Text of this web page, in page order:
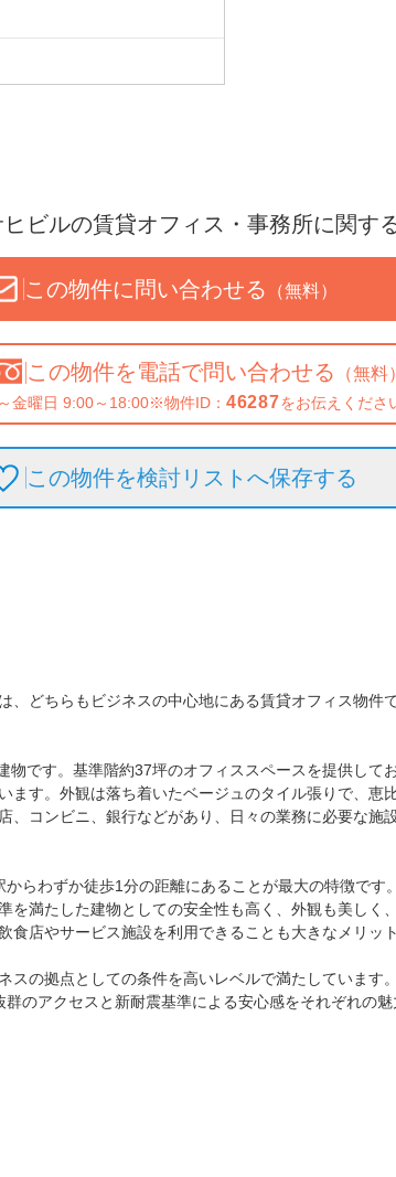
ヒビルの賃貸オフィス・事務所に関す
この物件に問い合わせる （無料）
この物件を電話で問い合わせる （無料）
金曜日 9:00～18:00※物件ID： 46287をお伝えくださ
この物件を検討リストへ保存する
、どちらもビジネスの中心地にある賃貸オフィス物
です。基準階約37坪のオフィススペースを提供し
ます。外観は落ち着いたベージュのタイル張りで、
、コンビニ、銀行などがあり、日々の業務に必要な
らわずか徒歩1分の距離にあることが最大の特徴で
を満たした建物としての安全性も高く、外観も美し
店やサービス施設を利用できることも大きなメリッ
スの拠点としての条件を高いレベルで満たしていま
のアクセスと新耐震基準による安心感をそれぞれの